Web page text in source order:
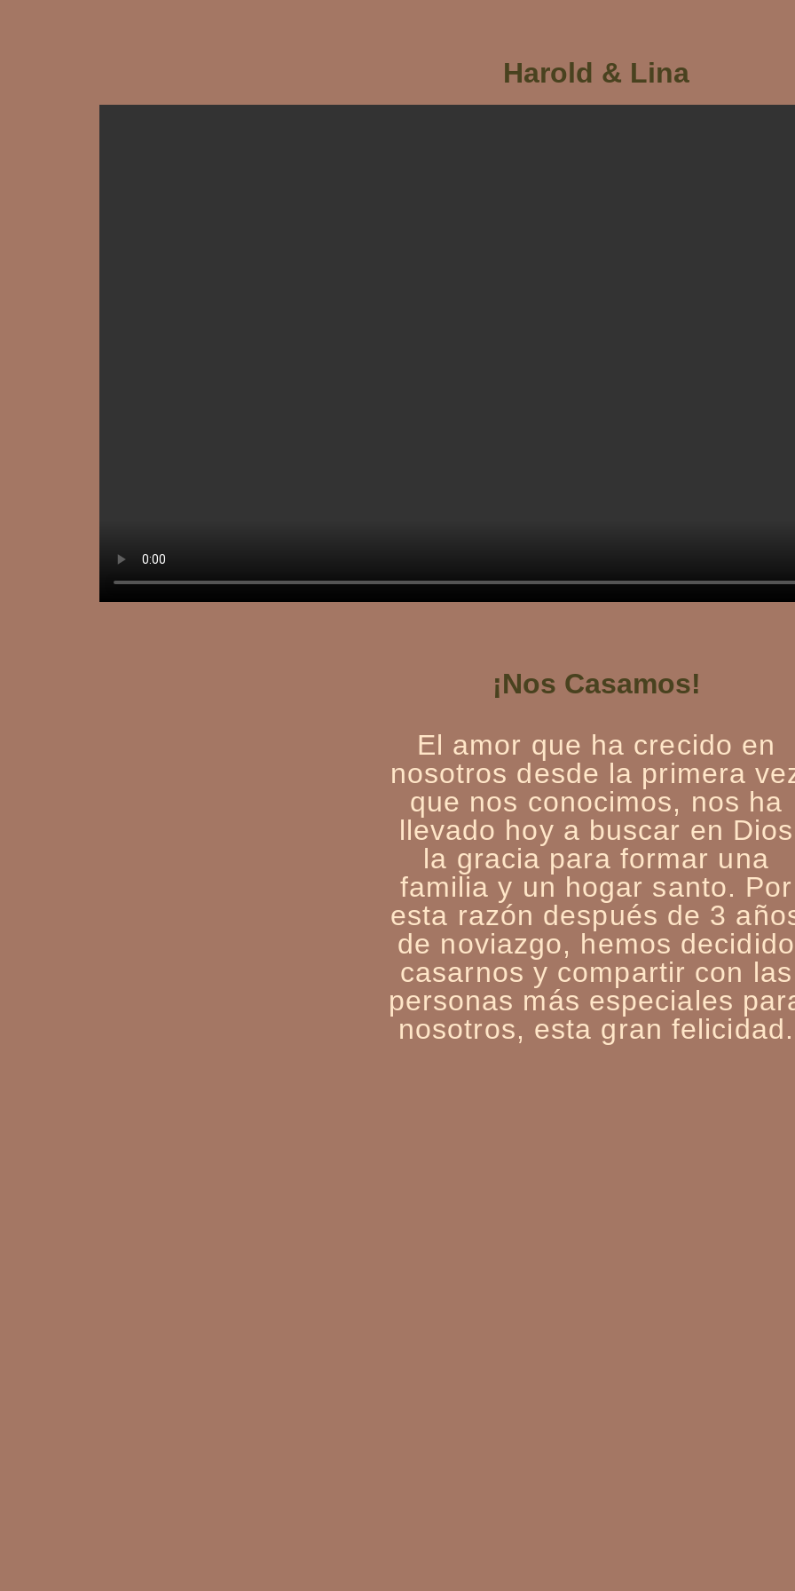
Harold & Lina
¡Nos Casamos!
El amor que ha crecido en
nosotros desde la primera
que nos conocimos, nos ha
llevado hoy a buscar en Dios
la gracia para formar una
familia y un hogar santo. Por
esta razón después de 3
de noviazgo, hemos decidido
casarnos y compartir con las
personas más especiales
nosotros, esta gran felicidad.